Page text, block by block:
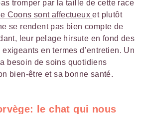
tromper par la taille de cette race
Coons sont affectueuxet plutôt
se rendent pas bien compte de
leur pelage hirsute en fond des
en termes d’entretien. Un
besoin de soins quotidiens
bien-être et sa bonne santé.
le chat qui nous